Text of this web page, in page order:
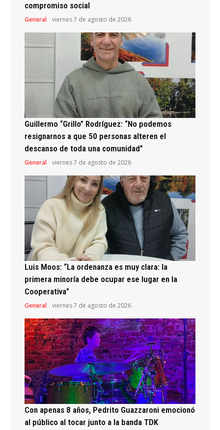
compromiso social
General viernes 7 de agosto de 2026
Guillermo “Grillo” Rodríguez: “No podemos
resignarnos a que 50 personas alteren el
descanso de toda una comunidad”
General viernes 7 de agosto de 2026
Luis Moos: “La ordenanza es muy clara: la
primera minoría debe ocupar ese lugar en la
Cooperativa”
General viernes 7 de agosto de 2026
Con apenas 8 años, Pedrito Guazzaroni emocionó
al público al tocar junto a la banda TDK